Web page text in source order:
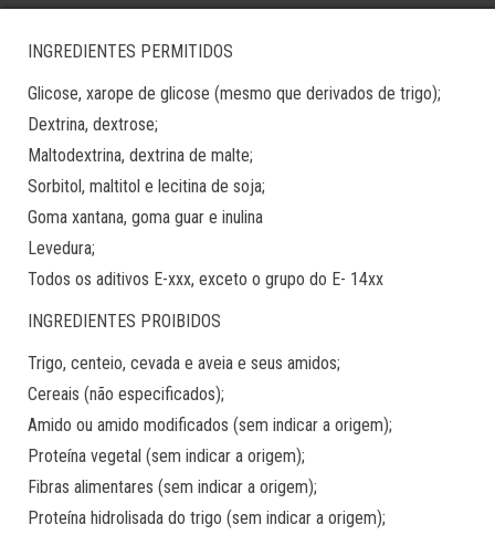
INGREDIENTES PERMITIDOS
Glicose, xarope de glicose (mesmo que derivados de trigo);
Dextrina, dextrose;
Maltodextrina, dextrina de malte;
Sorbitol, maltitol e lecitina de soja;
Goma xantana, goma guar e inulina
Levedura;
Todos os aditivos E-xxx, exceto o grupo do E- 14xx
INGREDIENTES PROIBIDOS
Trigo, centeio, cevada e aveia e seus amidos;
Cereais (não especificados);
Amido ou amido modificados (sem indicar a origem);
Proteína vegetal (sem indicar a origem);
Fibras alimentares (sem indicar a origem);
Proteína hidrolisada do trigo (sem indicar a origem);